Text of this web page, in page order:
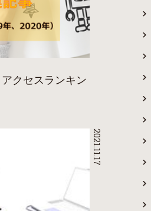
クセスランキン
2021.11.17